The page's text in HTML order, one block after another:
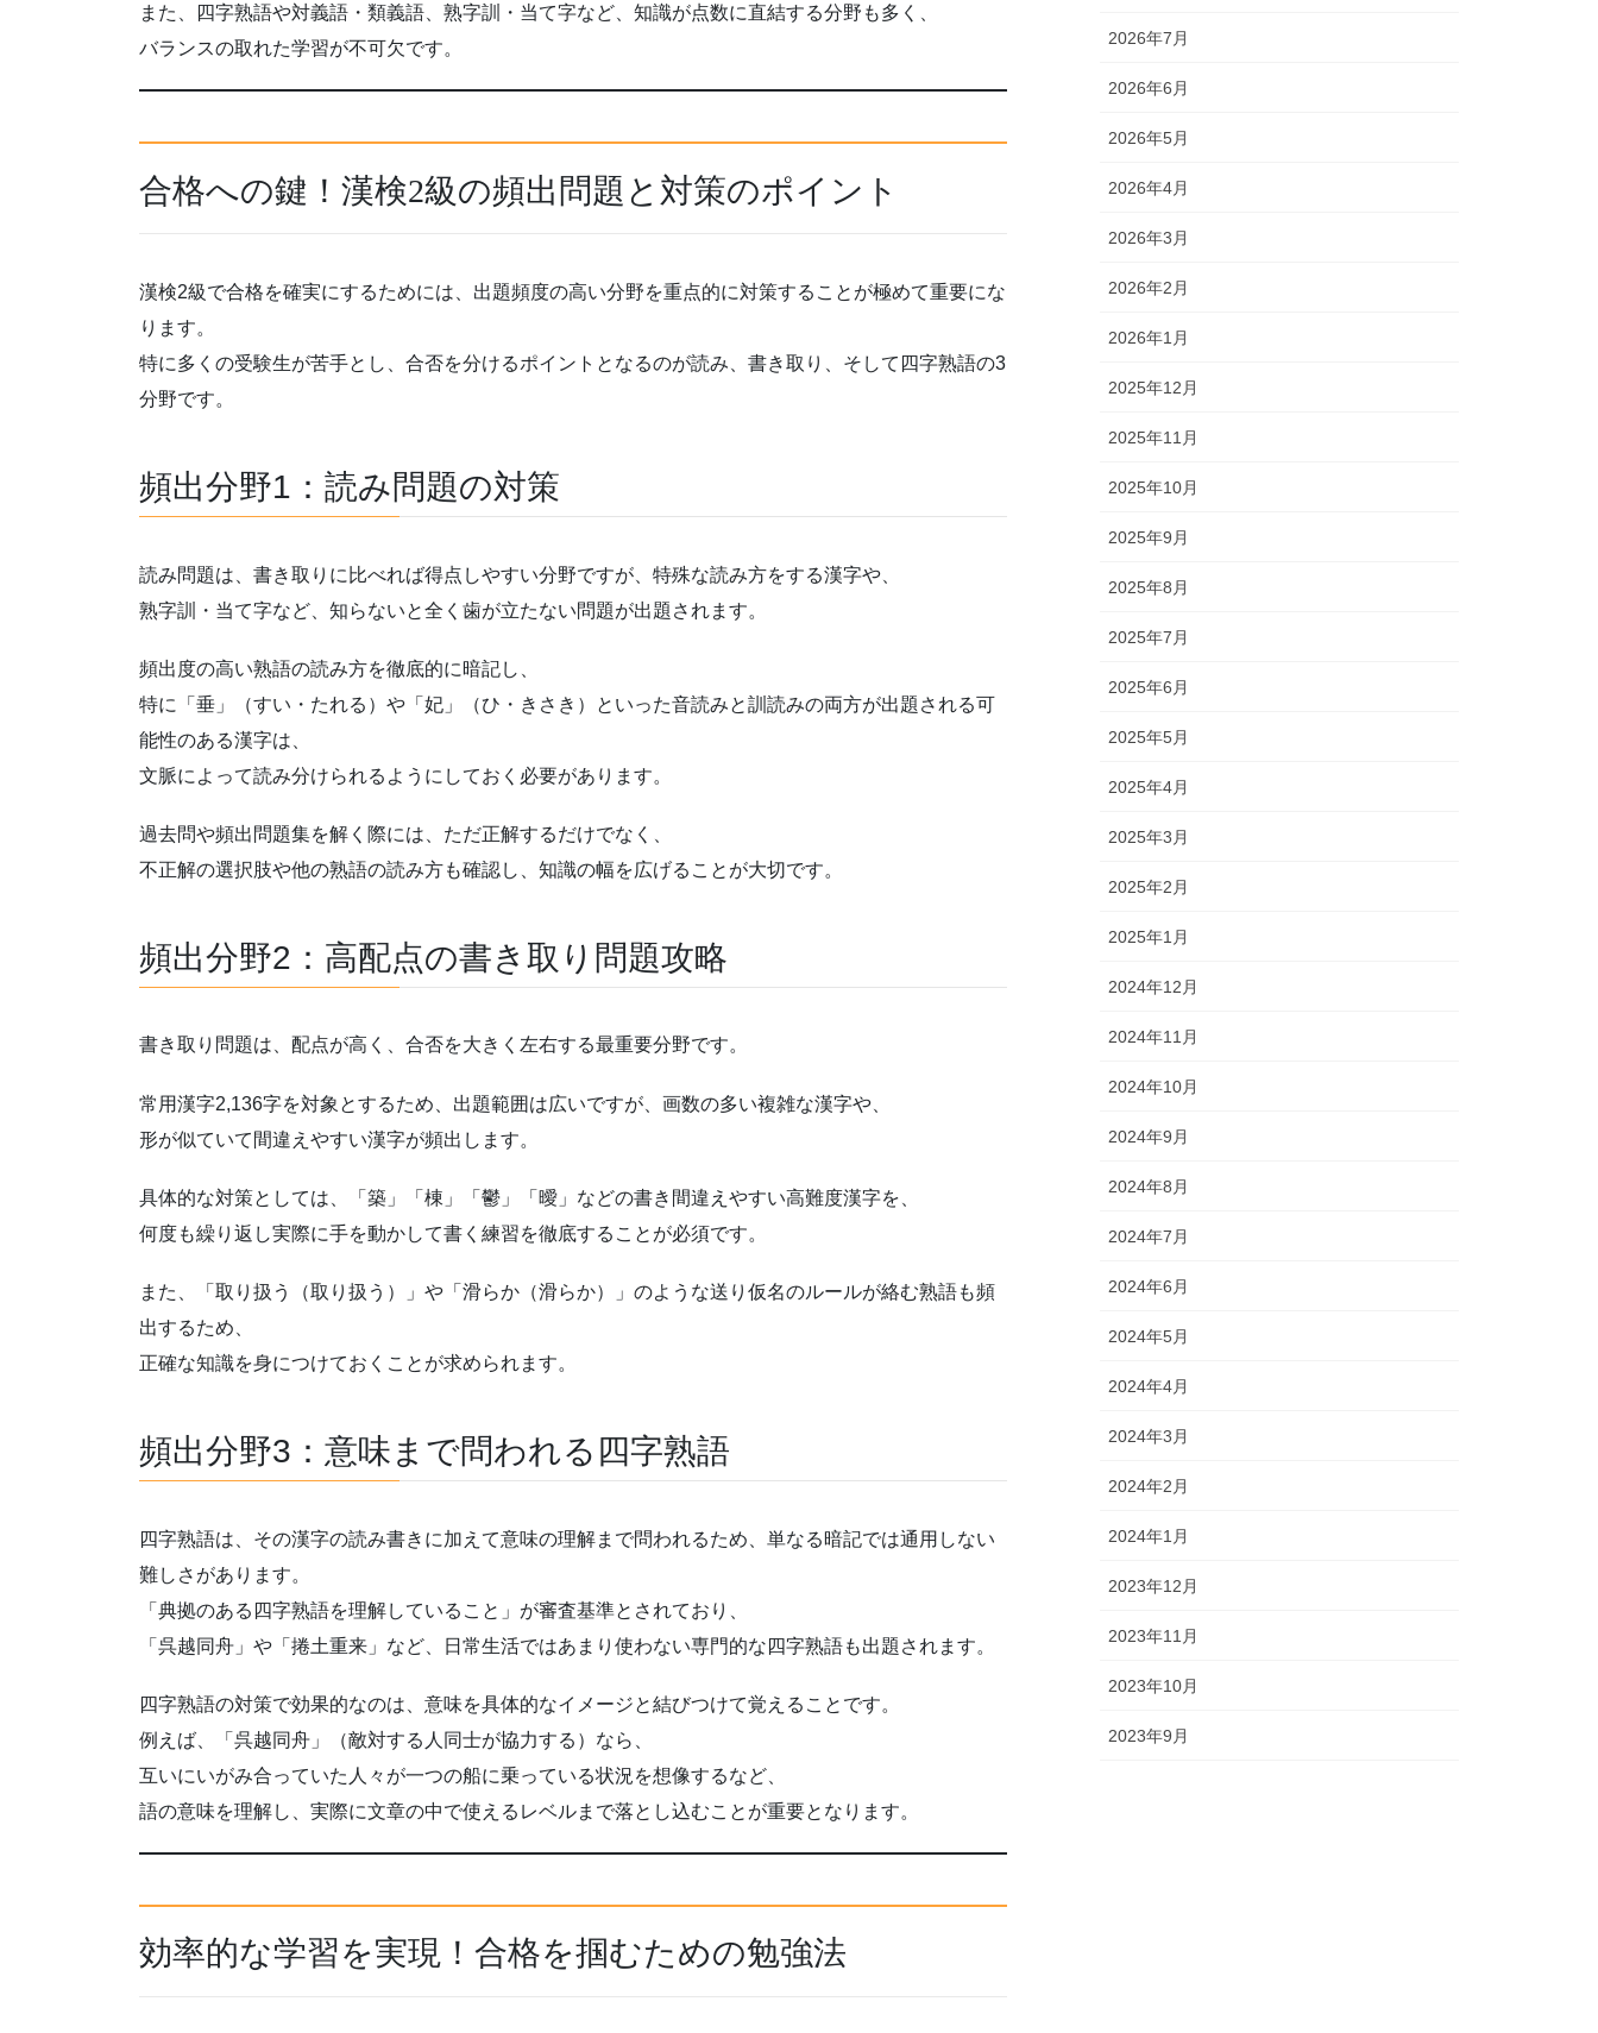
また、四字熟語や対義語・類義語、熟字訓・当て字など、知識が点数に直結する分野も多く、
バランスの取れた学習が不可欠です。
合格への鍵！漢検2級の頻出問題と対策のポイント
漢検2級で合格を確実にするためには、出題頻度の高い分野を重点的に対策することが極めて重要にな
ります。
特に多くの受験生が苦手とし、合否を分けるポイントとなるのが読み、書き取り、そして四字熟語の3
分野です。
頻出分野1：読み問題の対策
読み問題は、書き取りに比べれば得点しやすい分野ですが、特殊な読み方をする漢字や、
熟字訓・当て字など、知らないと全く歯が立たない問題が出題されます。
頻出度の高い熟語の読み方を徹底的に暗記し、
特に「垂」（すい・たれる）や「妃」（ひ・きさき）といった音読みと訓読みの両方が出題される可
能性のある漢字は、
文脈によって読み分けられるようにしておく必要があります。
過去問や頻出問題集を解く際には、ただ正解するだけでなく、
不正解の選択肢や他の熟語の読み方も確認し、知識の幅を広げることが大切です。
頻出分野2：高配点の書き取り問題攻略
書き取り問題は、配点が高く、合否を大きく左右する最重要分野です。
常用漢字2,136字を対象とするため、出題範囲は広いですが、画数の多い複雑な漢字や、
形が似ていて間違えやすい漢字が頻出します。
具体的な対策としては、「築」「棟」「鬱」「曖」などの書き間違えやすい高難度漢字を、
何度も繰り返し実際に手を動かして書く練習を徹底することが必須です。
また、「取り扱う（取り扱う）」や「滑らか（滑らか）」のような送り仮名のルールが絡む熟語も頻
出するため、
正確な知識を身につけておくことが求められます。
頻出分野3：意味まで問われる四字熟語
四字熟語は、その漢字の読み書きに加えて意味の理解まで問われるため、単なる暗記では通用しない
難しさがあります。
「典拠のある四字熟語を理解していること」が審査基準とされており、
「呉越同舟」や「捲土重来」など、日常生活ではあまり使わない専門的な四字熟語も出題されます。
四字熟語の対策で効果的なのは、意味を具体的なイメージと結びつけて覚えることです。
例えば、「呉越同舟」（敵対する人同士が協力する）なら、
互いにいがみ合っていた人々が一つの船に乗っている状況を想像するなど、
語の意味を理解し、実際に文章の中で使えるレベルまで落とし込むことが重要となります。
効率的な学習を実現！合格を掴むための勉強法
2026年7月
2026年6月
2026年5月
2026年4月
2026年3月
2026年2月
2026年1月
2025年12月
2025年11月
2025年10月
2025年9月
2025年8月
2025年7月
2025年6月
2025年5月
2025年4月
2025年3月
2025年2月
2025年1月
2024年12月
2024年11月
2024年10月
2024年9月
2024年8月
2024年7月
2024年6月
2024年5月
2024年4月
2024年3月
2024年2月
2024年1月
2023年12月
2023年11月
2023年10月
2023年9月